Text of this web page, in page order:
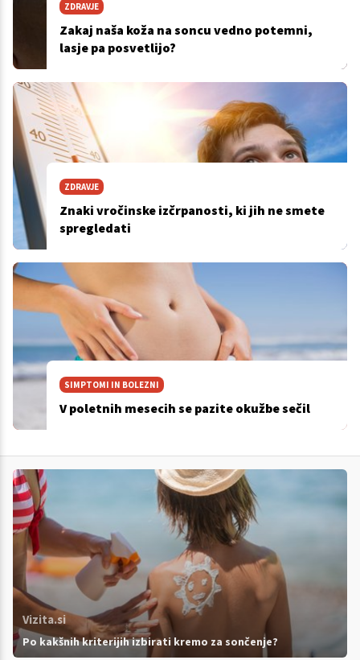
ZDRAVJE
Zakaj naša koža na soncu vedno potemni,
lasje pa posvetlijo?
ZDRAVJE
Znaki vročinske izčrpanosti, ki jih ne smete
spregledati
SIMPTOMI IN BOLEZNI
V poletnih mesecih se pazite okužbe sečil
Vizita.si
Po kakšnih kriterijih izbirati kremo za sončenje?